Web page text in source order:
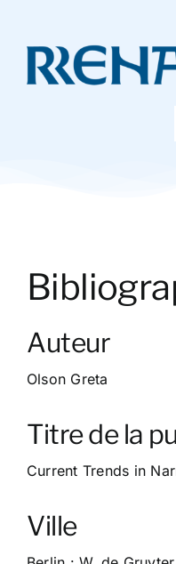
contenu
Publications
Bibliographie
Contact
Auteur
Olson Greta
Titre de la
Current Trends in
Ville